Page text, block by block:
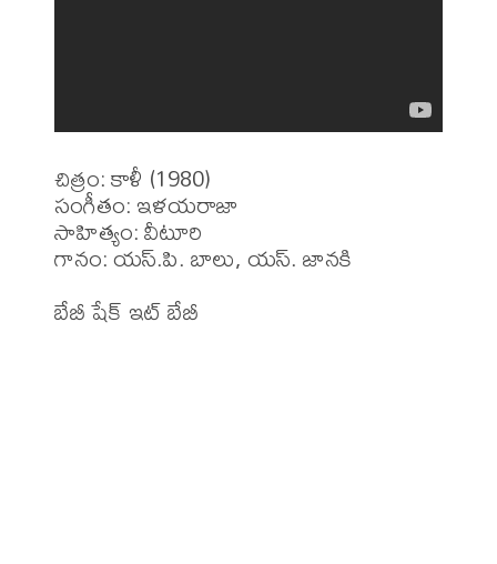
చిత్రం: కాళీ (1980)
సంగీతం: ఇళయరాజా
సాహిత్యం: వీటూరి
గానం: యస్.పి. బాలు, యస్. జానకి